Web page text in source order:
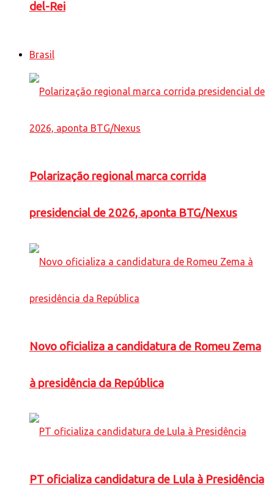
del-Rei
Brasil
Polarização regional marca corrida
presidencial de 2026, aponta BTG/Nexus
Novo oficializa a candidatura de Romeu Zema
à presidência da República
PT oficializa candidatura de Lula à Presidência